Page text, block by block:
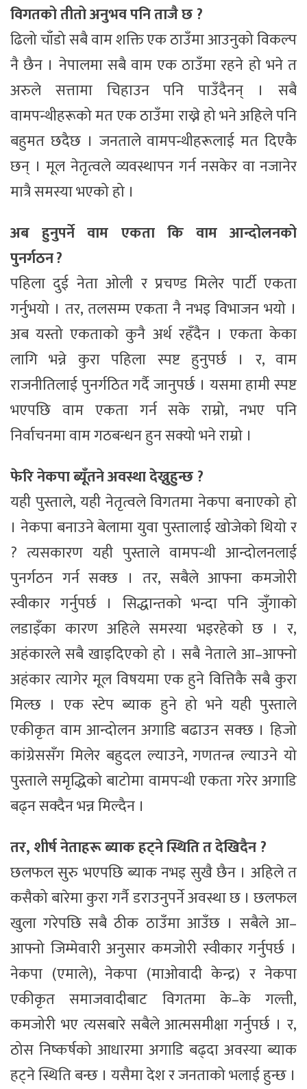
विगतको तीतो अनुभव पनि ताजै छ ?
ढिलो चाँडो सबै वाम शक्ति एक ठाउँमा आउनुको विकल्प
नै छैन । नेपालमा सबै वाम एक ठाउँमा रहने हो भने त
अरुले सत्तामा चिहाउन पनि पाउँदैनन् । सबै
वामपन्थीहरूको मत एक ठाउँमा राख्ने हो भने अहिले पनि
बहुमत छदैछ । जनताले वामपन्थीहरूलाई मत दिएकै
छन् । मूल नेतृत्वले व्यवस्थापन गर्न नसकेर वा नजानेर
मात्रै समस्या भएको हो ।
अब हुनुपर्ने वाम एकता कि वाम आन्दोलनको
पुनर्गठन ?
पहिला दुई नेता ओली र प्रचण्ड मिलेर पार्टी एकता
गर्नुभयो । तर, तलसम्म एकता नै नभइ विभाजन भयो ।
अब यस्तो एकताको कुनै अर्थ रहँदैन । एकता केका
लागि भन्ने कुरा पहिला स्पष्ट हुनुपर्छ । र, वाम
राजनीतिलाई पुनर्गठित गर्दै जानुपर्छ । यसमा हामी स्पष्ट
भएपछि वाम एकता गर्न सके राम्रो, नभए पनि
निर्वाचनमा वाम गठबन्धन हुन सक्यो भने राम्रो ।
फेरि नेकपा ब्यूँतने अवस्था देख्नुहुन्छ ?
यही पुस्ताले, यही नेतृत्वले विगतमा नेकपा बनाएको हो
। नेकपा बनाउने बेलामा युवा पुस्तालाई खोजेको थियो र
? त्यसकारण यही पुस्ताले वामपन्थी आन्दोलनलाई
पुनर्गठन गर्न सक्छ । तर, सबैले आफ्ना कमजोरी
स्वीकार गर्नुपर्छ । सिद्धान्तको भन्दा पनि जुँगाको
लडाइँका कारण अहिले समस्या भइरहेको छ । र,
अहंकारले सबै खाइदिएको हो । सबै नेताले आ–आफ्नो
अहंकार त्यागेर मूल विषयमा एक हुने वित्तिकै सबै कुरा
मिल्छ । एक स्टेप ब्याक हुने हो भने यही पुस्ताले
एकीकृत वाम आन्दोलन अगाडि बढाउन सक्छ । हिजो
कांग्रेससँग मिलेर बहुदल ल्याउने, गणतन्त्र ल्याउने यो
पुस्ताले समृद्धिको बाटोमा वामपन्थी एकता गरेर अगाडि
बढ्न सक्दैन भन्न मिल्दैन ।
तर, शीर्ष नेताहरू ब्याक हट्ने स्थिति त देखिदैन ?
छलफल सुरु भएपछि ब्याक नभइ सुखै छैन । अहिले त
कसैको बारेमा कुरा गर्नै डराउनुपर्ने अवस्था छ । छलफल
खुला गरेपछि सबै ठीक ठाउँमा आउँछ । सबैले आ–
आफ्नो जिम्मेवारी अनुसार कमजोरी स्वीकार गर्नुपर्छ ।
नेकपा (एमाले), नेकपा (माओवादी केन्द्र) र नेकपा
एकीकृत समाजवादीबाट विगतमा के–के गल्ती,
कमजोरी भए त्यसबारे सबैले आत्मसमीक्षा गर्नुपर्छ । र,
ठोस निष्कर्षको आधारमा अगाडि बढ्दा अवस्या ब्याक
हट्ने स्थिति बन्छ । यसैमा देश र जनताको भलाई हुन्छ ।